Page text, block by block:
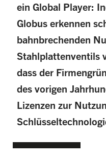
ein Global Player:
Globus erkennen
bahnbrechenden
Stahlplattenventils
dass der
des vorigen
Lizenzen zur